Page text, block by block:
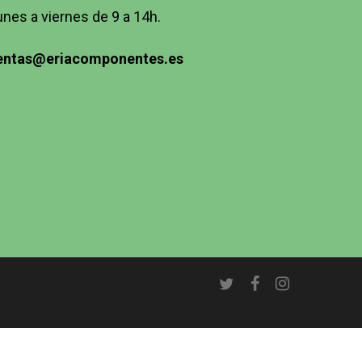
a viernes de 9 a 14h.
twitterfacebookinstagram